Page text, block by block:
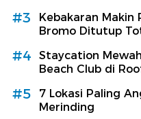
#3
Kebakaran Makin
Bromo Ditutup
#4
Staycation
Beach Club di
#5
7 Lokasi Paling
Merinding